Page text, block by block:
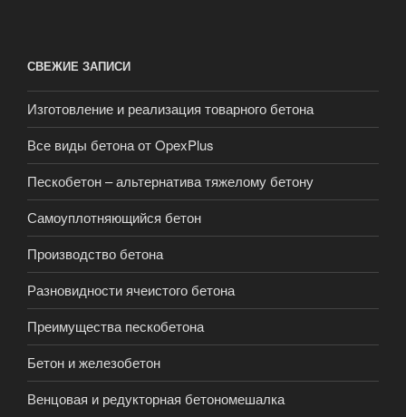
СВЕЖИЕ ЗАПИСИ
Изготовление и реализация товарного бетона
Все виды бетона от OpexPlus
Пескобетон – альтернатива тяжелому бетону
Самоуплотняющийся бетон
Производство бетона
Разновидности ячеистого бетона
Преимущества пескобетона
Бетон и железобетон
Венцовая и редукторная бетономешалка